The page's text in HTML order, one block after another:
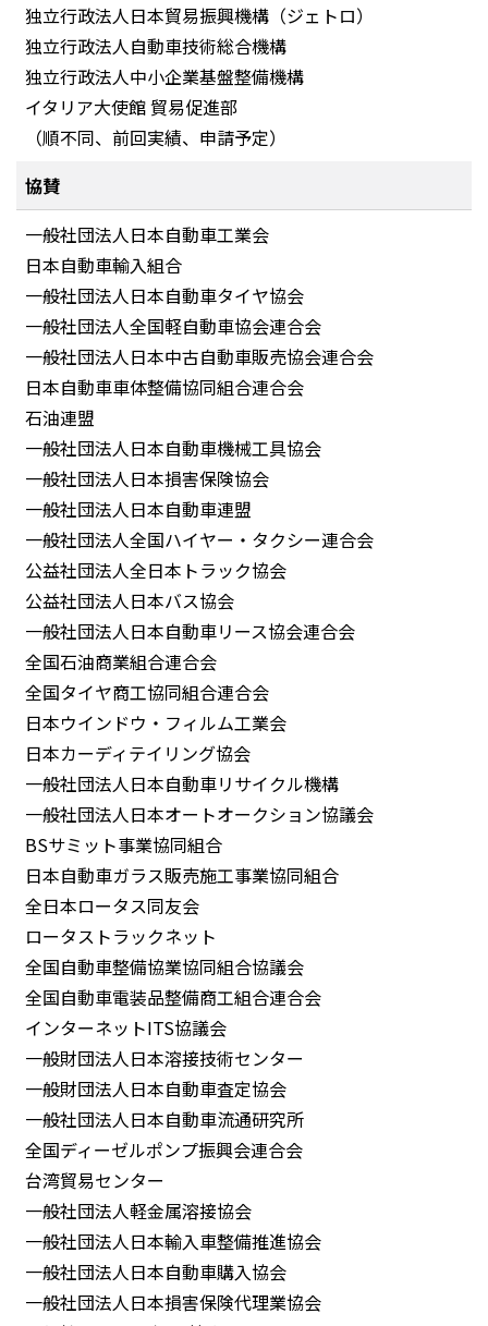
独立行政法人日本貿易振興機構（ジェトロ）
独立行政法人自動車技術総合機構
独立行政法人中小企業基盤整備機構
イタリア大使館 貿易促進部
（順不同、前回実績、申請予定）
協賛
一般社団法人日本自動車工業会
日本自動車輸入組合
一般社団法人日本自動車タイヤ協会
一般社団法人全国軽自動車協会連合会
一般社団法人日本中古自動車販売協会連合会
日本自動車車体整備協同組合連合会
石油連盟
一般社団法人日本自動車機械工具協会
一般社団法人日本損害保険協会
一般社団法人日本自動車連盟
一般社団法人全国ハイヤー・タクシー連合会
公益社団法人全日本トラック協会
公益社団法人日本バス協会
一般社団法人日本自動車リース協会連合会
全国石油商業組合連合会
全国タイヤ商工協同組合連合会
日本ウインドウ・フィルム工業会
日本カーディテイリング協会
一般社団法人日本自動車リサイクル機構
一般社団法人日本オートオークション協議会
BSサミット事業協同組合
日本自動車ガラス販売施工事業協同組合
全日本ロータス同友会
ロータストラックネット
全国自動車整備協業協同組合協議会
全国自動車電装品整備商工組合連合会
インターネットITS協議会
一般財団法人日本溶接技術センター
一般財団法人日本自動車査定協会
一般社団法人日本自動車流通研究所
全国ディーゼルポンプ振興会連合会
台湾貿易センター
一般社団法人軽金属溶接協会
一般社団法人日本輸入車整備推進協会
一般社団法人日本自動車購入協会
一般社団法人日本損害保険代理業協会